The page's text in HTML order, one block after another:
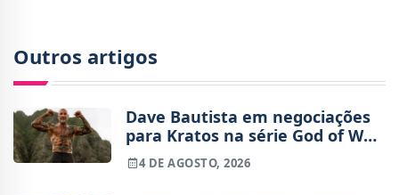
Outros artigos
Dave Bautista em negociações
para Kratos na série God of War
da Amazon
4 DE AGOSTO, 2026